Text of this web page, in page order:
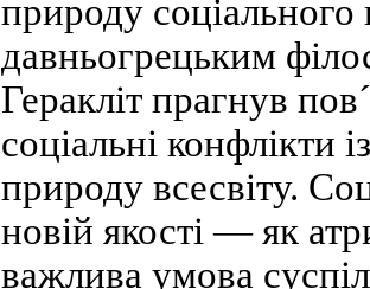
природу соціального
давньогрецьким
Геракліт прагнув
соціальні конфлікти
природу всесвіту.
новій якості — як
важлива умова